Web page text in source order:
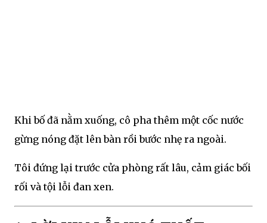
Khi bố đã nằm xuống, cô pha thêm một cốc nước
gừng nóng đặt lên bàn rồi bước nhẹ ra ngoài.
Tôi đứng lại trước cửa phòng rất lâu, cảm giác bối
rối và tội lỗi đan xen.